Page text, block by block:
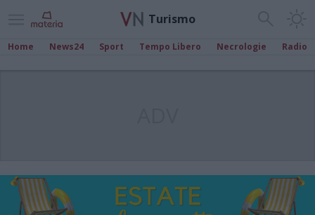
Turismo
Home News24 Sport Tempo Libero Necrologie Radio